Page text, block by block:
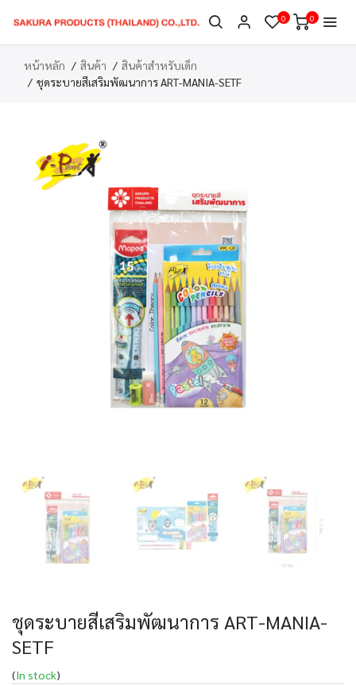
0 0
หน้าหลัก สินค้า
สินค้าสำหรับเด็ก
ชุดระบายสีเสริมพัฒนาการ ART-MANIA-SETF
ชุดระบายสีเสริมพัฒนาการ ART-MANIA-
SETF
(In stock)